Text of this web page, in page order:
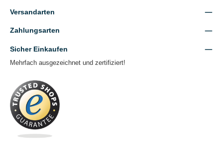
Versandarten
Zahlungsarten
Sicher Einkaufen
Mehrfach ausgezeichnet und zertifiziert!